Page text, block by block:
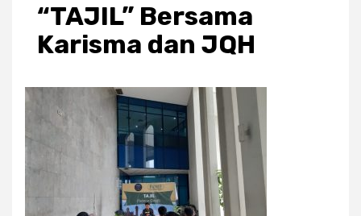
“TAJIL” Bersama
Karisma dan JQH